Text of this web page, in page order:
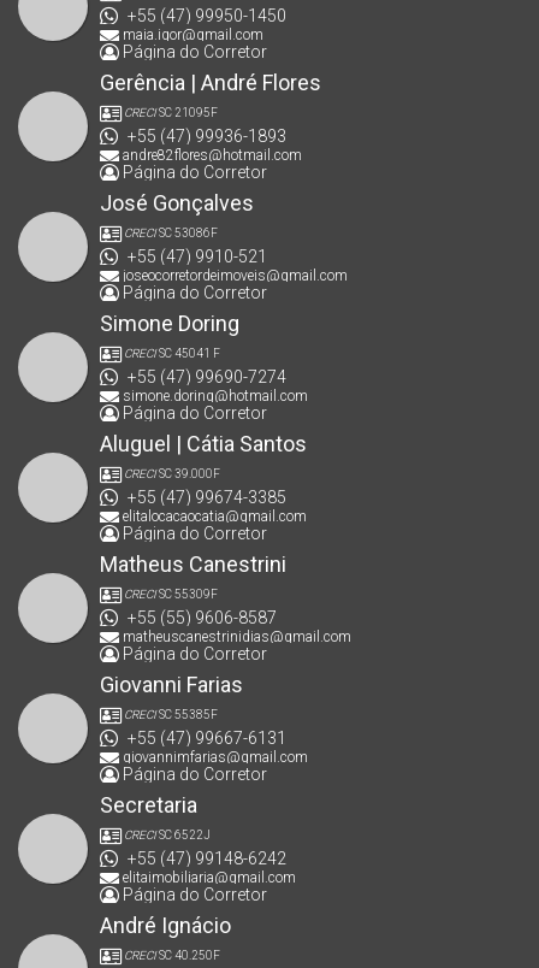
+55 (47) 99950-1450
maia.igor@gmail.com
Página do Corretor
Gerência | André Flores
CRECISC 21095F
+55 (47) 99936-1893
andre82flores@hotmail.com
Página do Corretor
José Gonçalves
CRECISC 53086F
+55 (47) 9910-521
joseocorretordeimoveis@gmail.com
Página do Corretor
Simone Doring
CRECISC 45041 F
+55 (47) 99690-7274
simone.doring@hotmail.com
Página do Corretor
Aluguel | Cátia Santos
CRECISC 39.000F
+55 (47) 99674-3385
elitalocacaocatia@gmail.com
Página do Corretor
Matheus Canestrini
CRECISC 55309F
+55 (55) 9606-8587
matheuscanestrinidias@gmail.com
Página do Corretor
Giovanni Farias
CRECISC 55385F
+55 (47) 99667-6131
giovannimfarias@gmail.com
Página do Corretor
Secretaria
CRECISC 6522J
+55 (47) 99148-6242
elitaimobiliaria@gmail.com
Página do Corretor
André Ignácio
CRECISC 40.250F